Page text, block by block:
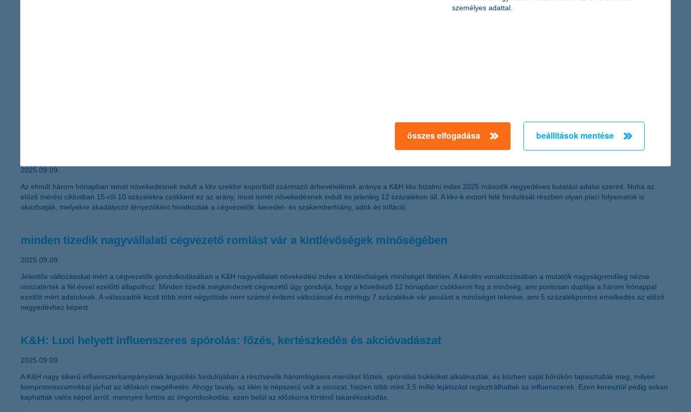
2025.09.09.
Az elmúlt három hónapban ismét növekedésnek indult a kkv szektor exportból származó árbevételének aránya a K&H kkv bizalmi index 2025 második negyedéves kutatási adatai szerint. Noha az
előző mérési ciklusban 15-ről 10 százalékra csökkent ez az arány, most ismét növekedésnek indult és jelenleg 12 százalékon áll. A kkv-k export felé fordulását részben olyan piaci folyamatok is
okozhatják, melyekre akadályozó tényezőként hivatkoztak a cégvezetők: kereslet- és szakemberhiány, adók és infláció.
minden tizedik nagyvállalati cégvezető romlást vár a kintlévőségek minőségében
2025.09.09.
Jelentős változásokat mért a cégvezetők gondolkodásában a K&H nagyvállalati növekedési index a kintlévőségek minőségét illetően. A kérdés vonatkozásában a mutatók nagyságrendileg nézve
visszatértek a fél évvel ezelőtti állapothoz. Minden tizedik megkérdezett cégvezető úgy gondolja, hogy a következő 12 hónapban csökkenni fog a minőség, ami pontosan duplája a három hónappal
ezelőtt mért adatoknak. A válaszadók kicsit több mint négyötöde nem számol érdemi változással és mintegy 7 százalékuk vár javulást a minőséget tekintve, ami 5 százalékpontos emelkedés az előző
negyedévhez képest.
K&H: Luxi helyett influenszeres spórolás: főzés, kertészkedés és akcióvadászat
2025.09.09.
A K&H nagy sikerű influenszerkampányának legutóbbi fordulójában a résztvevők háromfogásos menüket főztek, spórolási trükköket alkalmaztak, és közben saját bőrükön tapasztalták meg, milyen
kompromisszumokkal járhat az időskori megélhetés. Ahogy tavaly, az idén is népszerű volt a sorozat, hiszen több mint 3,5 millió lejátszást regisztrálhattak az influenszerek. Ezen keresztül pedig sokan
kaphattak valós képet arról, mennyire fontos az öngondoskodás, ezen belül az időskorra történő takarékoskodás.
személyes adattal.
összes elfogadása beállítások mentése